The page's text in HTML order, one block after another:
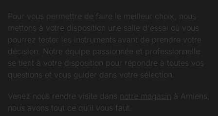
Pour vous permettre de faire le meilleur choix, nous
mettons à votre disposition une salle d'essai où vous
pourrez tester les instruments avant de prendre votre
décision. Notre équipe passionnée et professionnelle
se tient à votre disposition pour répondre à toutes vos
questions et vous guider dans votre sélection.
Venez nous rendre visite dans notre magasin à Amiens,
nous avons tout ce qu’il vous faut.